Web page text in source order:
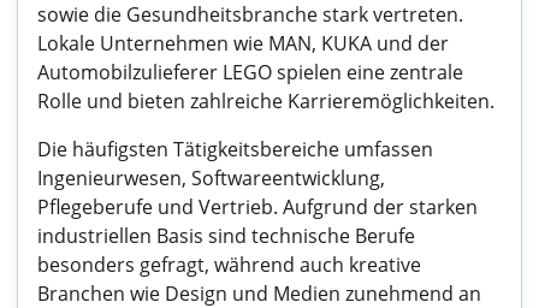
sowie die Gesundheitsbranche stark vertreten.
Lokale Unternehmen wie MAN, KUKA und der
Automobilzulieferer LEGO spielen eine zentrale
Rolle und bieten zahlreiche Karrieremöglichkeiten.
Die häufigsten Tätigkeitsbereiche umfassen
Ingenieurwesen, Softwareentwicklung,
Pflegeberufe und Vertrieb. Aufgrund der starken
industriellen Basis sind technische Berufe
besonders gefragt, während auch kreative
Branchen wie Design und Medien zunehmend an